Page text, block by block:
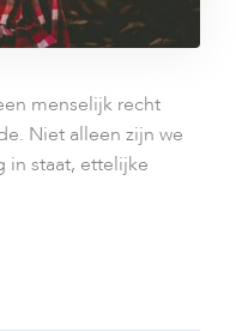
menselijk recht
Niet alleen zijn we
in staat, ettelijke